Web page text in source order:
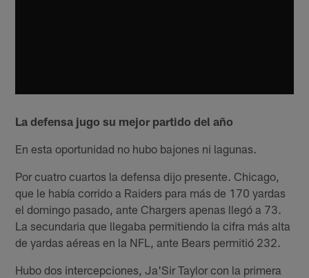
La defensa jugo su mejor partido del año
En esta oportunidad no hubo bajones ni lagunas.
Por cuatro cuartos la defensa dijo presente. Chicago,
que le había corrido a Raiders para más de 170 yardas
el domingo pasado, ante Chargers apenas llegó a 73.
La secundaria que llegaba permitiendo la cifra más alta
de yardas aéreas en la NFL, ante Bears permitió 232.
Hubo dos intercepciones, Ja'Sir Taylor con la primera